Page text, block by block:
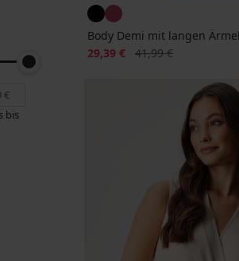
bis
Body Demi mit langen
Rabatt
29,39 € Alter Preis
41,99 €